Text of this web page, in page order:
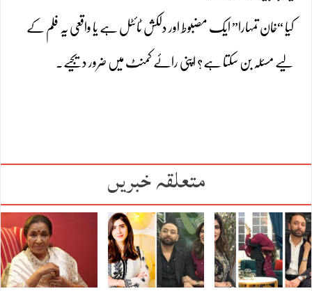
کیا “خان تمہارا” ایک مضبوط اور دلکش ٹائٹل ہے یا واقعی یہ فلم کے
لیے مسئلہ بن سکتا ہے؟ اپنی رائے کمنٹ میں ضرور دیجیے۔
متعلقہ خبریں